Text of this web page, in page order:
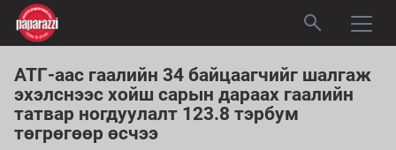
АТГ-аас гаалийн 34 байцаагчийг шалгаж
эхэлснээс хойш сарын дараах гаалийн
татвар ногдуулалт 123.8 тэрбум
төгрөгөөр өсчээ